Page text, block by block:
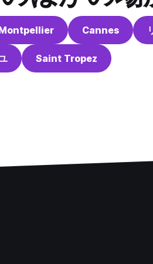
Cannes
Saint Tropez